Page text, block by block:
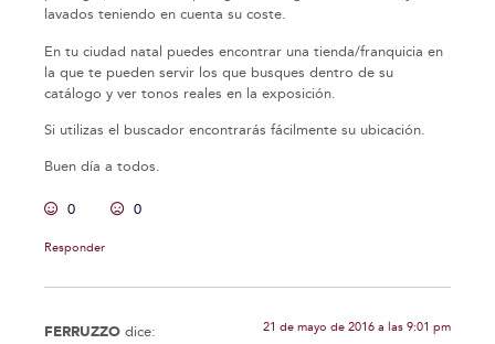
lavados teniendo en cuenta su coste.
En tu ciudad natal puedes encontrar una tienda/franquicia en
la que te pueden servir los que busques dentro de su
catálogo y ver tonos reales en la exposición.
Si utilizas el buscador encontrarás fácilmente su ubicación.
Buen día a todos.
0 0
Responder
FERRUZZO dice: 21 de mayo de 2016 a las 9:01 pm